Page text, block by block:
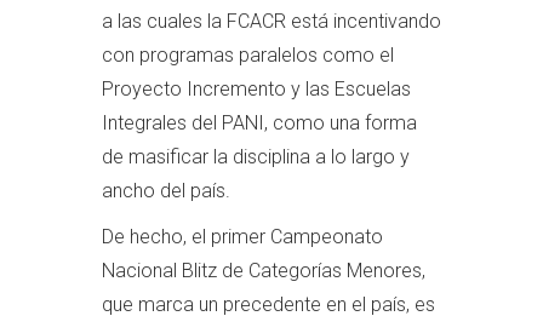
a las cuales la FCACR está incentivando
con programas paralelos como el
Proyecto Incremento y las Escuelas
Integrales del PANI, como una forma
de masificar la disciplina a lo largo y
ancho del país.
De hecho, el primer Campeonato
Nacional Blitz de Categorías Menores,
que marca un precedente en el país, es